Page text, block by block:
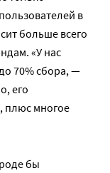
в
больше всего
«У нас
70% сбора, —
его
плюс многое
бы